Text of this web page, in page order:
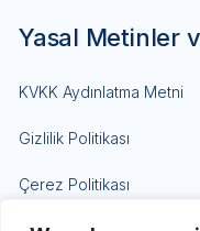
Yasal Metinler
KVKK Aydınlatma Metni
Gizlilik Politikası
Çerez Politikası